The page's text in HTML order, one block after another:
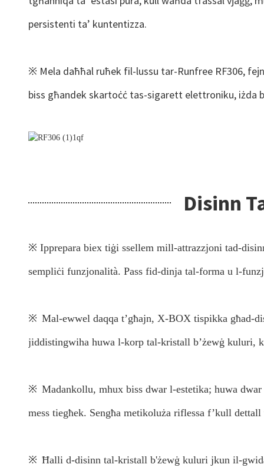
persistenti ta’ kuntentizza.
※ Mela daħħal ruħek fil-lussu tar-Runfree RF306,
biss għandek skartoċċ tas-sigarett elettroniku, iżda
Disinn
※ Ipprepara biex tiġi ssellem mill-attrazzjoni tad-
sempliċi funzjonalità. Pass fid-dinja tal-forma u l-
※ Mal-ewwel daqqa t’għajn, X-BOX tispikka għad-
jiddistingwiha huwa l-korp tal-kristall b’żewġ kuluri,
※ Madankollu, mhux biss dwar l-estetika; huwa
mess tiegħek. Sengħa metikoluża riflessa f’kull
※ Ħalli d-disinn tal-kristall b'żewġ kuluri jkun il-